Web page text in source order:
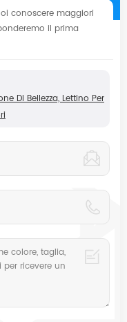
conoscere maggiori
il prima
Di Bellezza, Lettino Per